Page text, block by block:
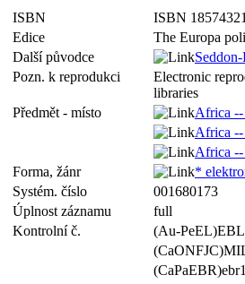
ISBN
ISBN
Edice
The Europa
Další původce
Pozn. k reprodukci
Electronic
libraries
Předmět - místo
Africa --
Africa
Africa --
Forma, žánr
*
Systém. číslo
001680173
Úplnost záznamu
full
Kontrolní č.
(Au-